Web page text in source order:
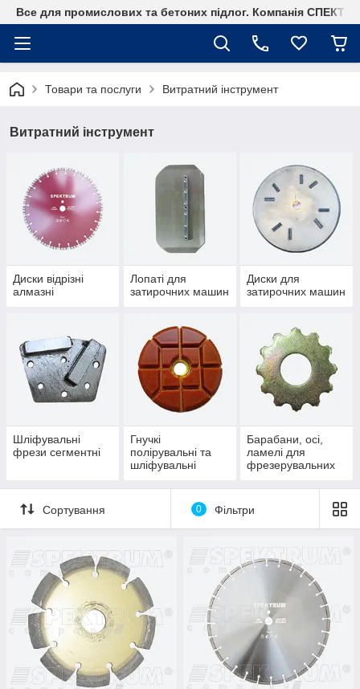
Все для промислових та бетоних підлог. Компанія
Товари та послуги Витратний інструмент
Витратний інструмент
Диски відрізні
алмазні
Лопаті для
затирочних машин
Диски для
затирочних машин
Шліфувальні
фрези сегментні
Гнучкі
полірувальні та
шліфувальні
(черепашки)
Барабани, осі,
ламелі для
фрезерувальних
Сортування 0 Фільтри